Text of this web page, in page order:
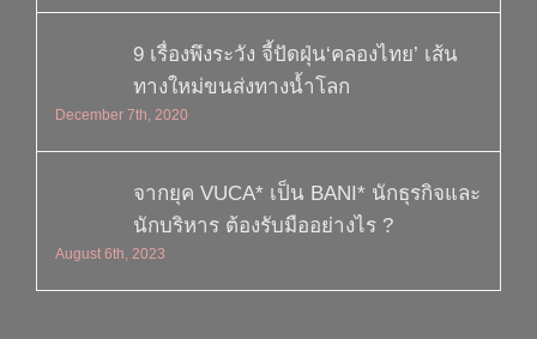
9 เรื่องพึงระวัง จี้ปัดฝุ่น‘คลองไทย’ เส้น
ทางใหม่ขนส่งทางน้ำโลก
December 7th, 2020
จากยุค VUCA* เป็น BANI* นักธุรกิจและ
นักบริหาร ต้องรับมืออย่างไร ?
August 6th, 2023